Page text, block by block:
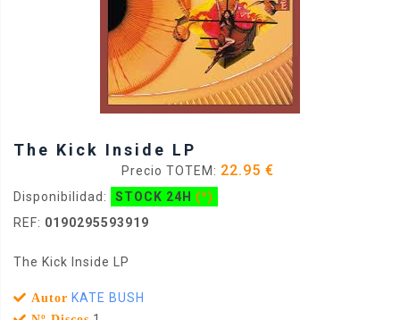
The Kick Inside LP
Precio TOTEM: 22.95 €
Disponibilidad: STOCK 24H (*)
REF: 0190295593919
The Kick Inside LP
Autor KATE BUSH